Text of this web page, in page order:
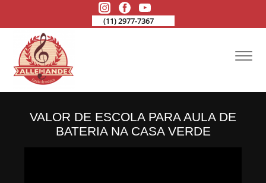
(11) 2977-7367
VALOR DE ESCOLA PARA AULA DE
BATERIA NA CASA VERDE